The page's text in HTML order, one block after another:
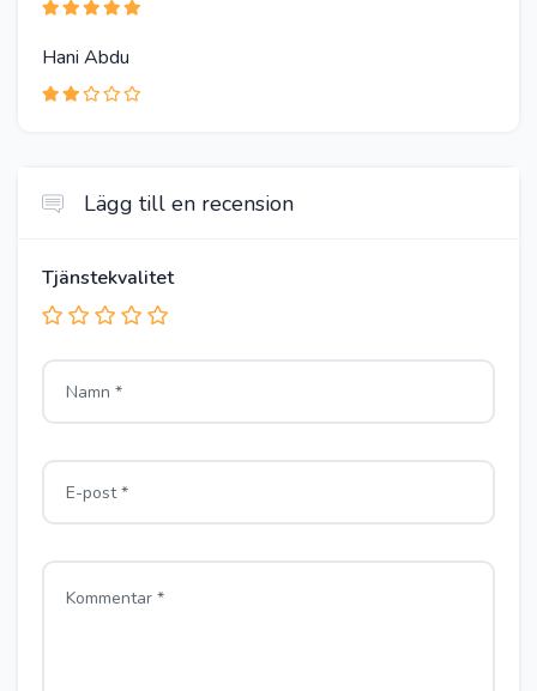
Hani Abdu
Lägg till en recension
Tjänstekvalitet